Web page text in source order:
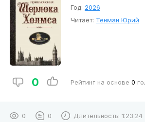
Год: 2026
Читает: Тенман Юрий
0 Рейтинг на основе 0
0 0 Длительность: 1:23:24